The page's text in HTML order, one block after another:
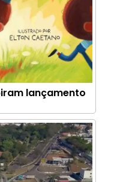
lançamento